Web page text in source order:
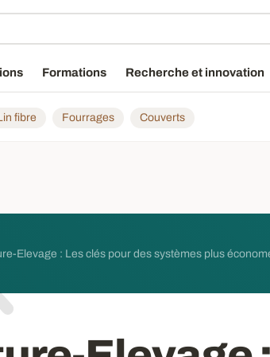
Formations Recherche et innovation
fibre Fourrages Couverts
Elevage : Les clés pour des systèmes plus